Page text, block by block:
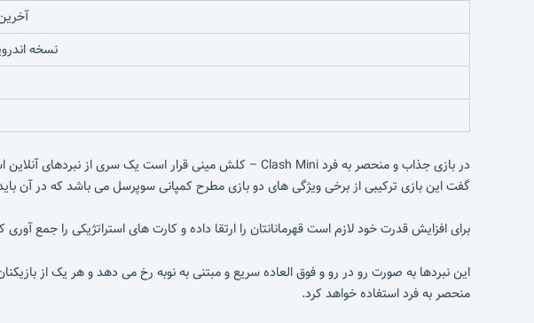
نسخه
در بازی جذاب و منحصر به فرد Clash Mini – کلش مینی قرار است یک سری از نبردهای آنلاین استراتژیکی را تجربه کنید که قبلا نظیر آن را در بازی‌هایی مانند
گفت این بازی ترکیبی از برخی ویژگی های دو بازی مطرح کمپانی سوپرسل می باشد که در آن باید
برای افزایش قدرت خود لازم است قهرمانانتان را ارتقا داده و کارت های استراتژیکی را جمع
این نبردها به صورت رو در رو و فوق العاده سریع و مبتنی به نوبه رخ می دهد و هر یک از
منحصر به فرد استفاده خواهد کرد.